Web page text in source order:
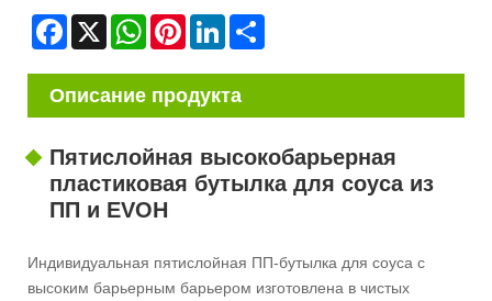
Facebook
X WhatsAppPinterestLinkedIn
Описание продукта
Пятислойная высокобарьерная
пластиковая бутылка для соуса из
ПП и EVOH
Индивидуальная пятислойная ПП-бутылка для соуса с
высоким барьерным барьером изготовлена ​​в чистых